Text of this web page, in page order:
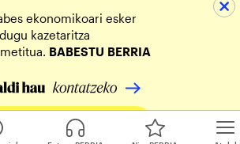
ekonomikoari esker
kazetaritza
BABESTU BERRIA
zure ekarpena